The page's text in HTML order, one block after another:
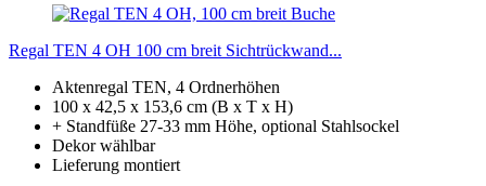
Regal TEN 4 OH 100 cm breit Sichtrückwand...
Aktenregal TEN, 4 Ordnerhöhen
100 x 42,5 x 153,6 cm (B x T x H)
+ Standfüße 27-33 mm Höhe, optional Stahlsockel
Dekor wählbar
Lieferung montiert